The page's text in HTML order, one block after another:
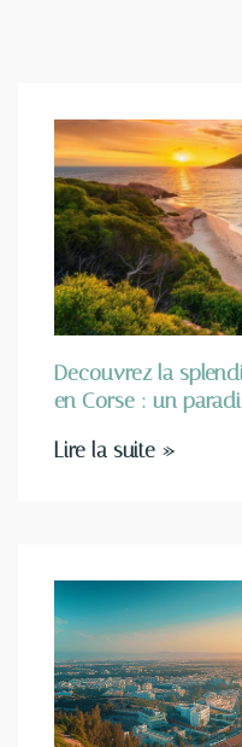
Decouvrez la
en Corse : un
Lire la suite »